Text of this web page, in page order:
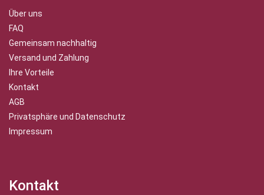
Über uns
FAQ
Gemeinsam nachhaltig
Versand und Zahlung
Ihre Vorteile
Kontakt
AGB
Privatsphäre und Datenschutz
Impressum
Kontakt